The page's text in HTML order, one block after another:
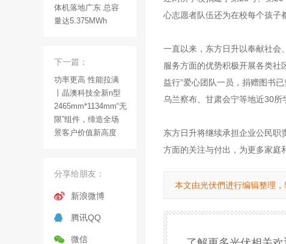
体机落地广东 总容
量达5.375MWh
下一篇：
功率更高 性能拉满
丨晶澳科技全新n型
2465mm*1134mm“无
限”组件，缔造全场
景客户价值新高度
分享给朋友：
新浪微博
腾讯QQ
微信
心志愿者队伍还为在校每个孩子
一直以来，东方日升以奉献社会
服务方面的优势积极开展各类社
益行”爱心团队一员，捐赠图书
乌兰察布、甘肃会宁等地近30所
东方日升将继续承担企业公民职
方面的关注与付出，为更多家庭
本文由光伏們进行编辑整理